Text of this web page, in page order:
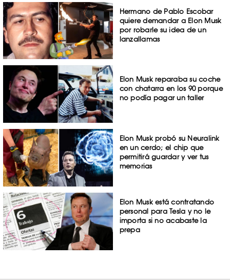
Hermano de Pablo Escobar
quiere demandar a Elon Musk
por robarle su idea de un
lanzallamas
Elon Musk reparaba su coche
con chatarra en los 90 porque
no podía pagar un taller
Elon Musk probó su Neuralink
en un cerdo; el chip que
permitirá guardar y ver tus
memorias
Elon Musk está contratando
personal para Tesla y no le
importa si no acabaste la
prepa